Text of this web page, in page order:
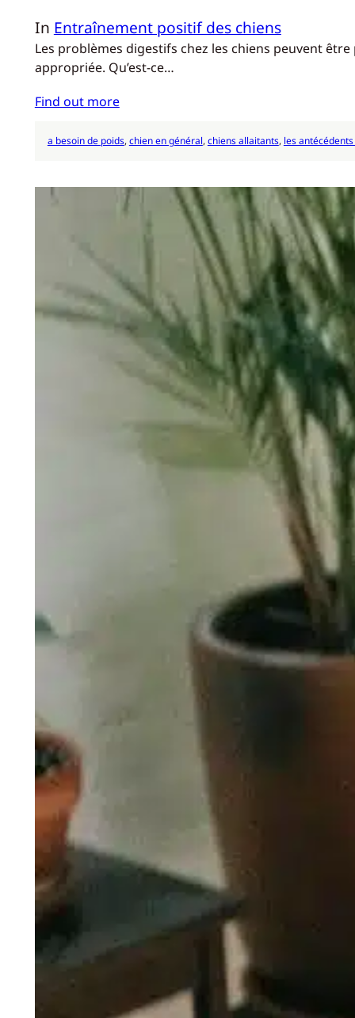
In Entraînement positif des chiens
Les problèmes digestifs chez les chiens peuvent
appropriée. Qu’est-ce…
Find out more
a besoin de poids, chien en général, chiens allaitants, les